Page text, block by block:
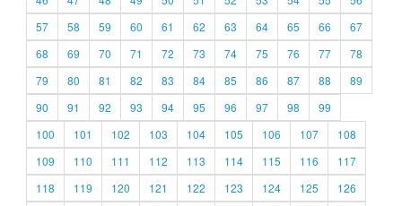
57
58 59 60 61 62 63 64 65 66
67
68
69 70 71 72 73 74 75 76 77
78
79
80 81 82 83 84 85 86 87 88
89
90
91 92 93 94 95 96 97 98
99
100
101 102 103 104 105 106 107
108
109
110 111 112 113 114 115 116
117
118
119 120 121 122 123 124 125
126